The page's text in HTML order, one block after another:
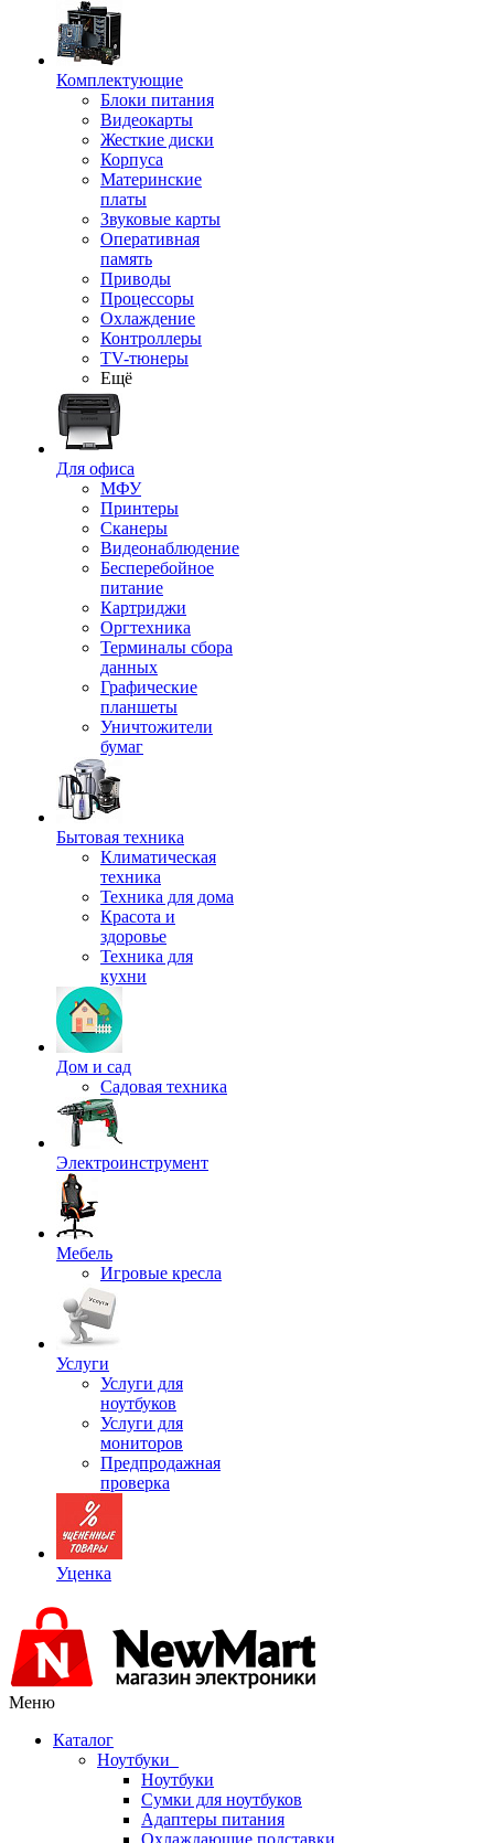
Комплектующие
Блоки питания
Видеокарты
Жесткие диски
Корпуса
Материнские
платы
Звуковые карты
Оперативная
память
Приводы
Процессоры
Охлаждение
Контроллеры
TV-тюнеры
Ещё
Для офиса
МФУ
Принтеры
Сканеры
Видеонаблюдение
Бесперебойное
питание
Картриджи
Оргтехника
Терминалы сбора
данных
Графические
планшеты
Уничтожители
бумаг
Бытовая техника
Климатическая
техника
Техника для дома
Красота и
здоровье
Техника для
кухни
Дом и сад
Садовая техника
Электроинструмент
Мебель
Игровые кресла
Услуги
Услуги для
ноутбуков
Услуги для
мониторов
Предпродажная
проверка
Уценка
Меню
Каталог
Ноутбуки
Ноутбуки
Сумки для ноутбуков
Адаптеры питания
Охлаждающие подставки